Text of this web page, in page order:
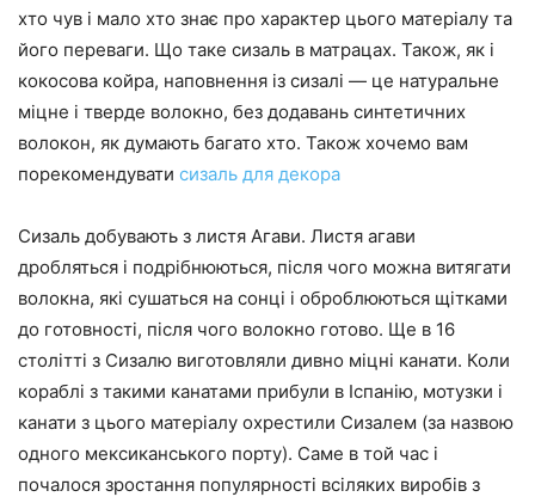
хто чув і мало хто знає про характер цього матеріалу та
його переваги. Що таке сизаль в матрацах. Також, як і
кокосова койра, наповнення із сизалі — це натуральне
міцне і тверде волокно, без додавань синтетичних
волокон, як думають багато хто. Також хочемо вам
порекомендувати сизаль для декора
Сизаль добувають з листя Агави. Листя агави
дробляться і подрібнюються, після чого можна витягати
волокна, які сушаться на сонці і оброблюються щітками
до готовності, після чого волокно готово. Ще в 16
столітті з Сизалю виготовляли дивно міцні канати. Коли
кораблі з такими канатами прибули в Іспанію, мотузки і
канати з цього матеріалу охрестили Сизалем (за назвою
одного мексиканського порту). Саме в той час і
почалося зростання популярності всіляких виробів з